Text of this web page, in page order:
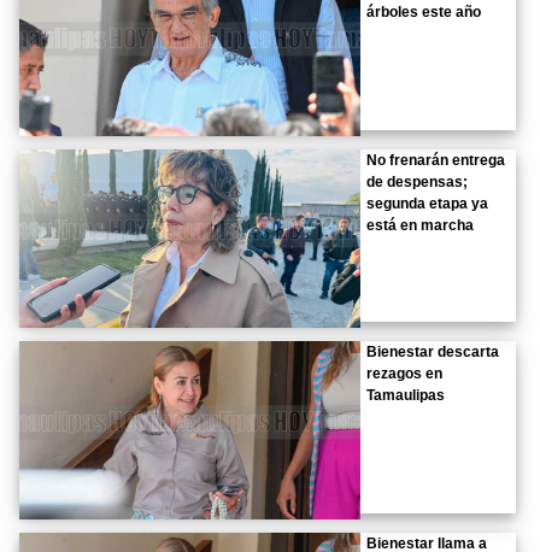
árboles este año
No frenarán entrega
de despensas;
segunda etapa ya
está en marcha
Bienestar descarta
rezagos en
Tamaulipas
Bienestar llama a